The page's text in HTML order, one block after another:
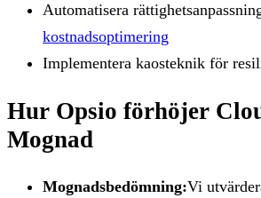
Automatisera
kostnadsoptimering
Implementera kaosteknik för
Hur Opsio förhöjer
Mognad
Mognadsbedömning:Vi